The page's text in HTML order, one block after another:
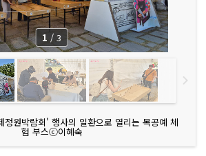
정원박람회' 행사의 일환으로 열리는 목공예 체
험 부스ⓒ이혜숙
1 / 3